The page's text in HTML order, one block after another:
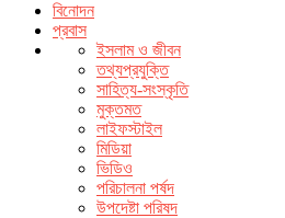
বিনোদন
প্রবাস
ইসলাম ও জীবন
তথ্যপ্রযুক্তি
সাহিত্য-সংস্কৃতি
মুক্তমত
লাইফস্টাইল
মিডিয়া
ভিডিও
পরিচালনা পর্ষদ
উপদেষ্টা পরিষদ